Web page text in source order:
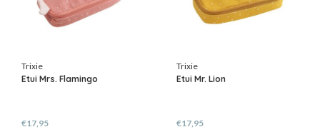
Trixie
Etui Mrs. Flamingo
€17,95
Trixie
Etui Mr. Lion
€17,95